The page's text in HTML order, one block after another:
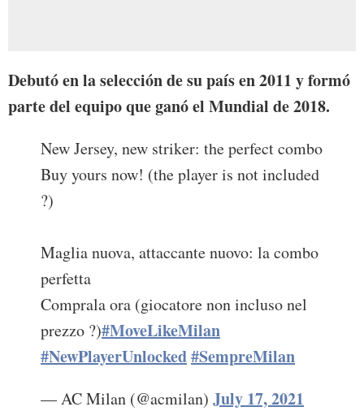
Debutó en la selección de su país en 2011 y formó
parte del equipo que ganó el Mundial de 2018.
New Jersey, new striker: the perfect combo
Buy yours now! (the player is not included
?)
Maglia nuova, attaccante nuovo: la combo
perfetta
Comprala ora (giocatore non incluso nel
prezzo ?)#MoveLikeMilan
#NewPlayerUnlocked#SempreMilan
— AC Milan (@acmilan) July 17, 2021